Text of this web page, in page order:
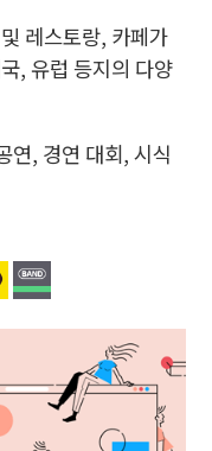
레스토랑, 카페가
, 유럽 등지의 다양
연, 경연 대회, 시식